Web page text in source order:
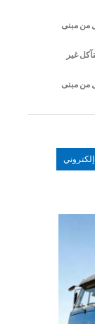
من مبنى
غير
من مبنى
إلكتروني